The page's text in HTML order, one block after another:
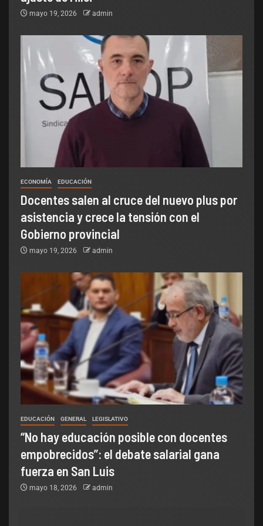
mayo 19, 2026 admin
ECONOMÍA EDUCACIÓN
Docentes salen al cruce del nuevo plus por
asistencia y crece la tensión con el
Gobierno provincial
mayo 19, 2026 admin
EDUCACIÓN GENERAL LEGISLATIVO
“No hay educación posible con docentes
empobrecidos”: el debate salarial gana
fuerza en San Luis
mayo 18, 2026 admin